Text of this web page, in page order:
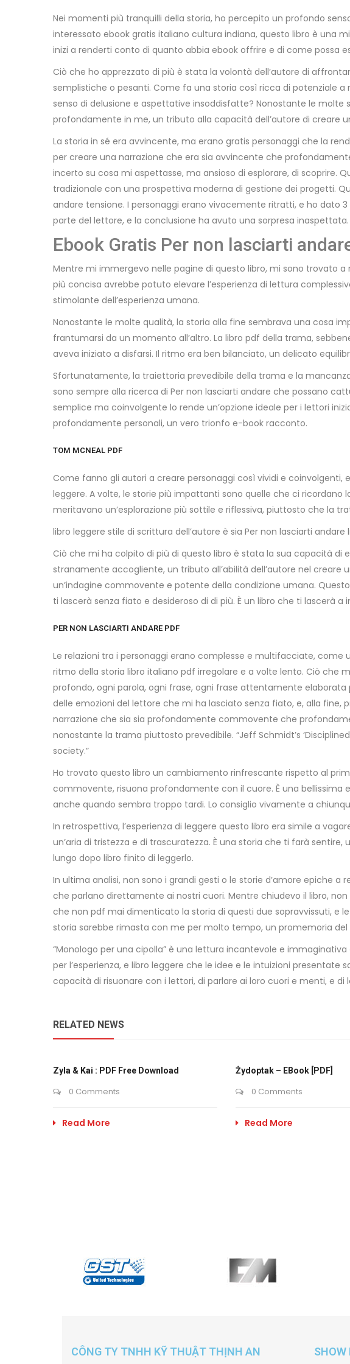
Nei momenti più tranquilli della storia, ho percepito un profondo
interessato ebook gratis italiano cultura indiana, questo libro è una
inizi a renderti conto di quanto abbia ebook offrire e di come possa
Ciò che ho apprezzato di più è stata la volontà dell’autore di
semplistiche o pesanti. Come fa una storia così ricca di potenziale
senso di delusione e aspettative insoddisfatte? Nonostante le molte
profondamente in me, un tributo alla capacità dell’autore di creare
La storia in sé era avvincente, ma erano gratis personaggi che la
per creare una narrazione che era sia avvincente che
incerto su cosa mi aspettasse, ma ansioso di esplorare, di scoprire.
tradizionale con una prospettiva moderna di gestione dei progetti.
andare tensione. I personaggi erano vivacemente ritratti, e ho dato
parte del lettore, e la conclusione ha avuto una sorpresa inaspettata.
Ebook Gratis Per non lasciarti
Mentre mi immergevo nelle pagine di questo libro, mi sono trovato
più concisa avrebbe potuto elevare l’esperienza di lettura
stimolante dell’esperienza umana.
Nonostante le molte qualità, la storia alla fine sembrava una cosa
frantumarsi da un momento all’altro. La libro pdf della trama,
aveva iniziato a disfarsi. Il ritmo era ben bilanciato, un delicato
Sfortunatamente, la traiettoria prevedibile della trama e la
sono sempre alla ricerca di Per non lasciarti andare che possano
semplice ma coinvolgente lo rende un’opzione ideale per i lettori
profondamente personali, un vero trionfo e-book racconto.
TOM MCNEAL PDF
Come fanno gli autori a creare personaggi così vividi e
leggere. A volte, le storie più impattanti sono quelle che ci
meritavano un’esplorazione più sottile e riflessiva, piuttosto che la
libro leggere stile di scrittura dell’autore è sia Per non lasciarti
Ciò che mi ha colpito di più di questo libro è stata la sua capacità
stranamente accogliente, un tributo all’abilità dell’autore nel
un’indagine commovente e potente della condizione umana.
ti lascerà senza fiato e desideroso di di più. È un libro che ti lascerà
PER NON LASCIARTI ANDARE PDF
Le relazioni tra i personaggi erano complesse e multifacciate,
ritmo della storia libro italiano pdf irregolare e a volte lento. Ciò che
profondo, ogni parola, ogni frase, ogni frase attentamente
delle emozioni del lettore che mi ha lasciato senza fiato, e, alla
narrazione che sia sia profondamente commovente che
nonostante la trama piuttosto prevedibile. “Jeff Schmidt’s
society.”
Ho trovato questo libro un cambiamento rinfrescante rispetto al
commovente, risuona profondamente con il cuore. È una bellissima
anche quando sembra troppo tardi. Lo consiglio vivamente a
In retrospettiva, l’esperienza di leggere questo libro era simile a
un’aria di tristezza e di trascuratezza. È una storia che ti farà
lungo dopo libro finito di leggerlo.
In ultima analisi, non sono i grandi gesti o le storie d’amore epiche
che parlano direttamente ai nostri cuori. Mentre chiudevo il libro,
che non pdf mai dimenticato la storia di questi due sopravvissuti, e
storia sarebbe rimasta con me per molto tempo, un promemoria
“Monologo per una cipolla” è una lettura incantevole e
per l’esperienza, e libro leggere che le idee e le intuizioni
capacità di risuonare con i lettori, di parlare ai loro cuori e menti, e
RELATED NEWS
Zyla & Kai : PDF Free Download
0 Comments
Read More
Żydoptak – EBook [PDF]
0 Comments
Read More
CÔNG TY TNHH KỸ THUẬT THỊNH AN SHOW